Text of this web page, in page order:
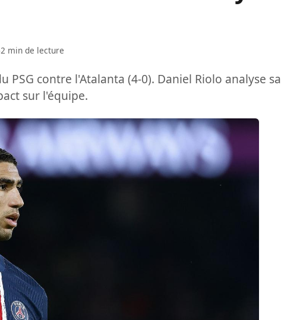
2 min de lecture
contre l'Atalanta (4-0). Daniel Riolo analyse sa
sur l'équipe.